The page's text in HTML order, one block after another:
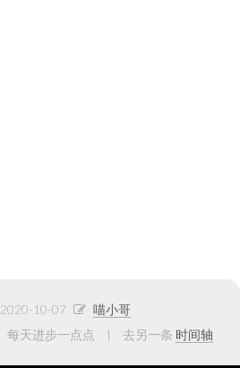
2020-10-07
喵小哥
每天进步一点点 去另一条 时间轴